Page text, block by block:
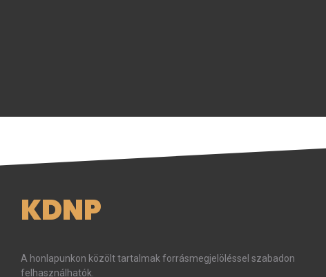
KDNP
A honlapunkon közölt tartalmak forrásmegjelöléssel szabadon
felhasználhatók.